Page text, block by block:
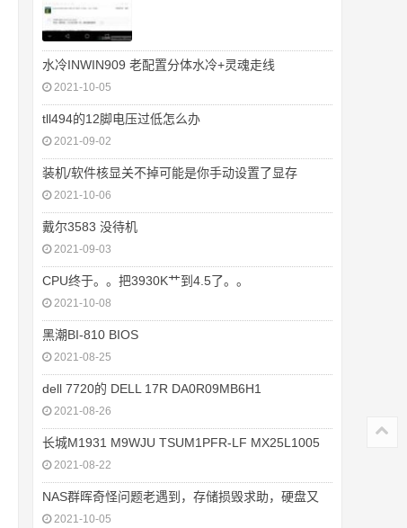
水冷INWIN909 老配置分体水冷+灵魂走线
2021-10-05
tll494的12脚电压过低怎么办
2021-09-02
装机/软件核显关不掉可能是你手动设置了显存
2021-10-06
戴尔3583 没待机
2021-09-03
CPU终于。。把3930K艹到4.5了。。
2021-10-08
黑潮BI-810 BIOS
2021-08-25
dell 7720的 DELL 17R DA0R09MB6H1
2021-08-26
长城M1931 M9WJU TSUM1PFR-LF MX25L1005
2021-08-22
NAS群晖奇怪问题老遇到，存储损毁求助，硬盘又
2021-10-05